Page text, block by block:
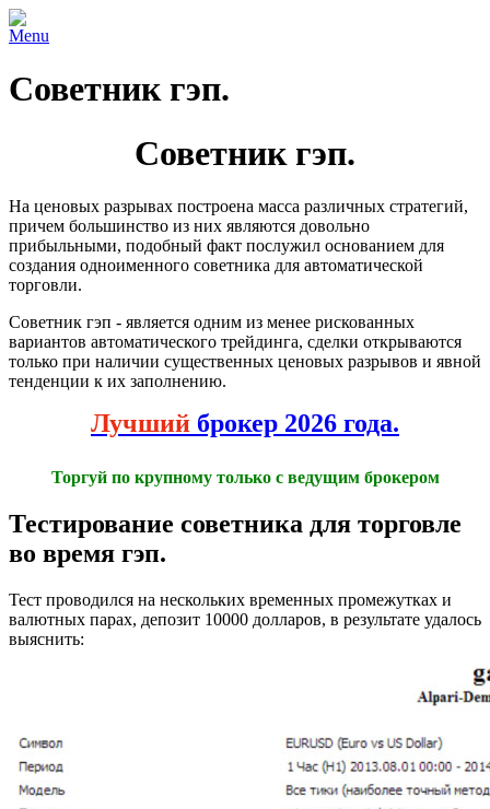
Menu
Советник гэп.
Советник гэп.
На ценовых разрывах построена масса различных стратегий,
причем большинство из них являются довольно
прибыльными, подобный факт послужил основанием для
создания одноименного советника для автоматической
торговли.
Советник гэп - является одним из менее рискованных
вариантов автоматического трейдинга, сделки открываются
только при наличии существенных ценовых разрывов и явной
тенденции к их заполнению.
Лучший брокер 2026 года.
Торгуй по крупному только с ведущим брокером
Тестирование советника для торговле
во время гэп.
Тест проводился на нескольких временных промежутках и
валютных парах, депозит 10000 долларов, в результате удалось
выяснить: